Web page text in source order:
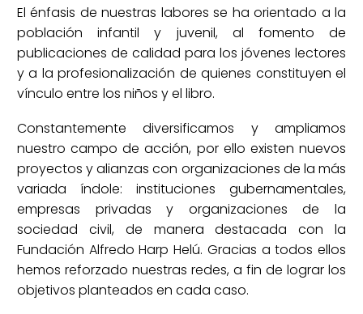
El énfasis de nuestras labores se ha orientado a la
población infantil y juvenil, al fomento de
publicaciones de calidad para los jóvenes lectores
y a la profesionalización de quienes constituyen el
vínculo entre los niños y el libro.
Constantemente diversificamos y ampliamos
nuestro campo de acción, por ello existen nuevos
proyectos y alianzas con organizaciones de la más
variada índole: instituciones gubernamentales,
empresas privadas y organizaciones de la
sociedad civil, de manera destacada con la
Fundación Alfredo Harp Helú. Gracias a todos ellos
hemos reforzado nuestras redes, a fin de lograr los
objetivos planteados en cada caso.